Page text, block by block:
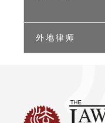
外 地 律 师